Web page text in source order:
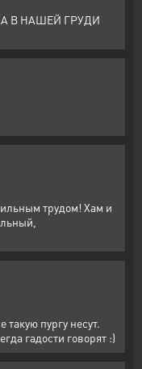
В НАШЕЙ ГРУДИ
трудом! Хам и
такую пургу несут.
гадости говорят :)